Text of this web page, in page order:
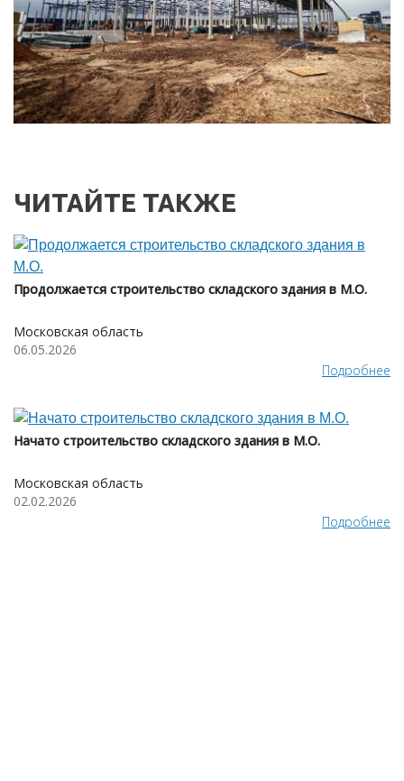
ЧИТАЙТЕ ТАКЖЕ
Продолжается строительство складского здания в М.О.
Московская область
06.05.2026
Подробнее
Начато строительство складского здания в М.О.
Московская область
02.02.2026
Подробнее